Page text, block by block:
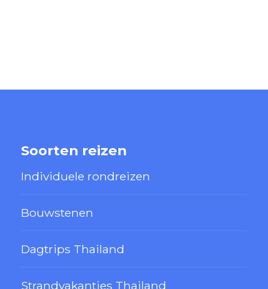
Soorten reizen
Individuele rondreizen
Bouwstenen
Dagtrips Thailand
Strandvakanties Thailand